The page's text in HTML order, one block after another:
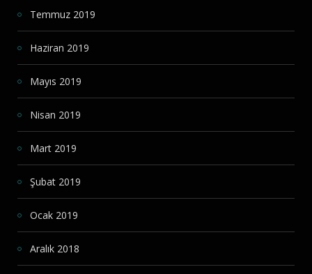
Temmuz 2019
Haziran 2019
Mayıs 2019
Nisan 2019
Mart 2019
Şubat 2019
Ocak 2019
Aralık 2018